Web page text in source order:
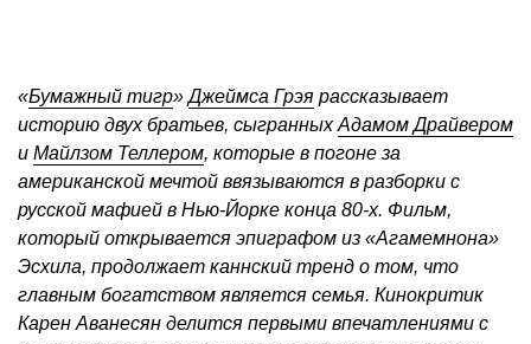
«Бумажный тигр»Джеймса Грэя рассказывает
историю двух братьев, сыгранныхАдамом Драйвером
и Майлзом Теллером, которые в погоне за
американской мечтой ввязываются в разборки с
русской мафией в Нью-Йорке конца 80-х. Фильм,
который открывается эпиграфом из «Агамемнона»
Эсхила, продолжает каннский тренд о том, что
главным богатством является семья. Кинокритик
Карен Аванесян делится первыми впечатлениями с